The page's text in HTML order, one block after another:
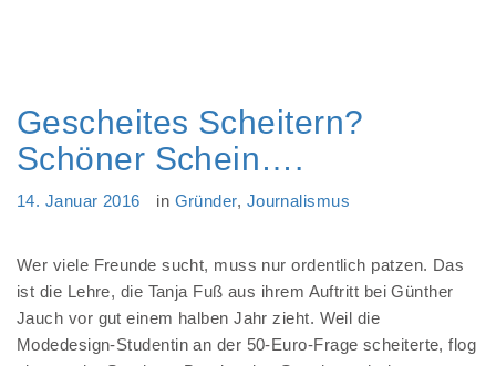
Gescheites Scheitern?
Schöner Schein….
14. Januar 2016 in Gründer, Journalismus
Wer viele Freunde sucht, muss nur ordentlich patzen. Das
ist die Lehre, die Tanja Fuß aus ihrem Auftritt bei Günther
Jauch vor gut einem halben Jahr zieht. Weil die
Modedesign-Studentin an der 50-Euro-Frage scheiterte, flog